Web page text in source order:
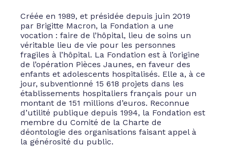
Créée en 1989, et présidée depuis juin 2019
par Brigitte Macron, la Fondation a une
vocation : faire de l’hôpital, lieu de soins un
véritable lieu de vie pour les personnes
fragiles à l’hôpital. La Fondation est à l’origine
de l’opération Pièces Jaunes, en faveur des
enfants et adolescents hospitalisés. Elle a, à ce
jour, subventionné 15 618 projets dans les
établissements hospitaliers français pour un
montant de 151 millions d’euros. Reconnue
d’utilité publique depuis 1994, la Fondation est
membre du Comité de la Charte de
déontologie des organisations faisant appel à
la générosité du public.